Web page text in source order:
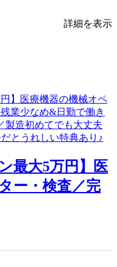
詳細を表示
最大5万円】医
ー・検査／完